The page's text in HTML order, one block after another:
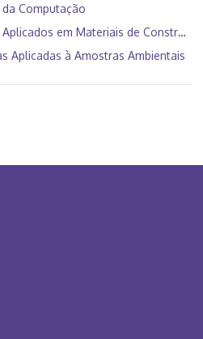
Computação
em Materiais de Construção
Aplicadas à Amostras Ambientais